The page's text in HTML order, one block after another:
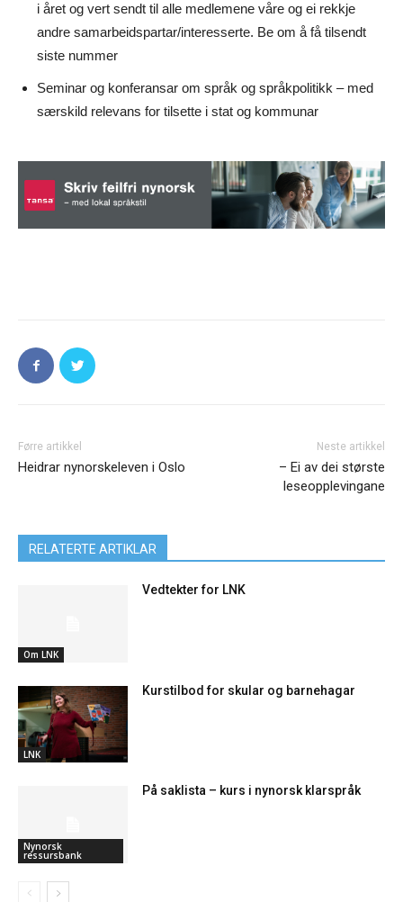
i året og vert sendt til alle medlemene våre og ei rekkje
andre samarbeidspartar/interesserte. Be om å få tilsendt
siste nummer
Seminar og konferansar om språk og språkpolitikk – med
særskild relevans for tilsette i stat og kommunar
Førre artikkel
Heidrar nynorskeleven i Oslo
Neste artikkel
– Ei av dei største
leseopplevingane
RELATERTE ARTIKLAR
Om LNK
Vedtekter for LNK
LNK
Kurstilbod for skular og barnehagar
Nynorsk
ressursbank
På saklista – kurs i nynorsk klarspråk